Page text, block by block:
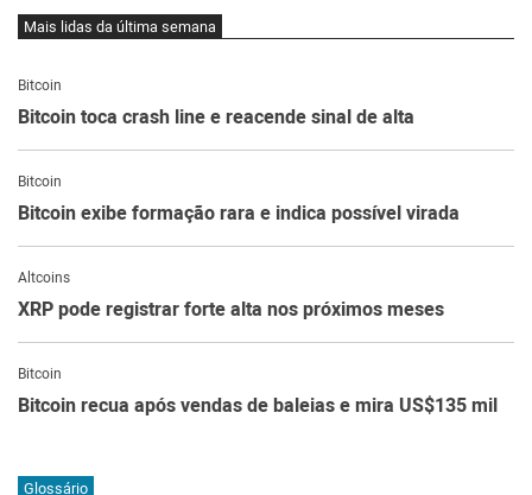
Mais lidas da última semana
Bitcoin
Bitcoin toca crash line e reacende sinal de alta
Bitcoin
Bitcoin exibe formação rara e indica possível virada
Altcoins
XRP pode registrar forte alta nos próximos meses
Bitcoin
Bitcoin recua após vendas de baleias e mira US$135 mil
Glossário